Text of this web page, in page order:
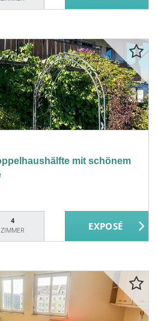
mit schönem
4
ZIMMER